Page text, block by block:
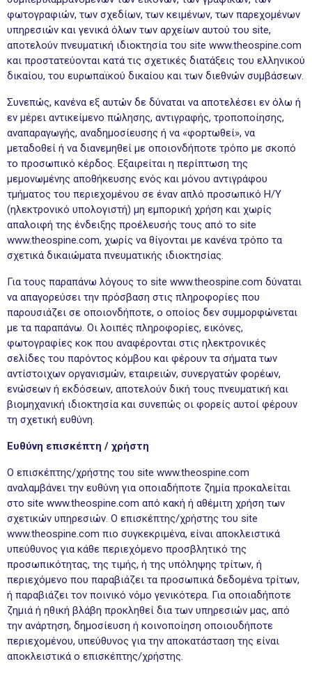
φωτογραφιών, των σχεδίων, των κειμένων, των παρεχομένων
υπηρεσιών και γενικά όλων των αρχείων αυτού του site,
αποτελούν πνευματική ιδιοκτησία του site www.theospine.com
και προστατεύονται κατά τις σχετικές διατάξεις του ελληνικού
δικαίου, του ευρωπαϊκού δικαίου και των διεθνών συμβάσεων.
Συνεπώς, κανένα εξ αυτών δε δύναται να αποτελέσει εν όλω ή
εν μέρει αντικείμενο πώλησης, αντιγραφής, τροποποίησης,
αναπαραγωγής, αναδημοσίευσης ή να «φορτωθεί», να
μεταδοθεί ή να διανεμηθεί με οποιονδήποτε τρόπο με σκοπό
το προσωπικό κέρδος. Εξαιρείται η περίπτωση της
μεμονωμένης αποθήκευσης ενός και μόνου αντιγράφου
τμήματος του περιεχομένου σε έναν απλό προσωπικό Η/Υ
(ηλεκτρονικό υπολογιστή) μη εμπορική χρήση και χωρίς
απαλοιφή της ένδειξης προέλευσής τους από το site
www.theospine.com, χωρίς να θίγονται με κανένα τρόπο τα
σχετικά δικαιώματα πνευματικής ιδιοκτησίας.
Για τους παραπάνω λόγους το site www.theospine.com δύναται
να απαγορεύσει την πρόσβαση στις πληροφορίες που
παρουσιάζει σε οποιονδήποτε, ο οποίος δεν συμμορφώνεται
με τα παραπάνω. Οι λοιπές πληροφορίες, εικόνες,
φωτογραφίες κοκ που αναφέρονται στις ηλεκτρονικές
σελίδες του παρόντος κόμβου και φέρουν τα σήματα των
αντίστοιχων οργανισμών, εταιρειών, συνεργατών φορέων,
ενώσεων ή εκδόσεων, αποτελούν δική τους πνευματική και
βιομηχανική ιδιοκτησία και συνεπώς οι φορείς αυτοί φέρουν
τη σχετική ευθύνη.
Ευθύνη επισκέπτη / χρήστη
Ο επισκέπτης/χρήστης του site www.theospine.com
αναλαμβάνει την ευθύνη για οποιαδήποτε ζημία προκαλείται
στο site www.theospine.com από κακή ή αθέμιτη χρήση των
σχετικών υπηρεσιών. Ο επισκέπτης/χρήστης του site
www.theospine.com πιο συγκεκριμένα, είναι αποκλειστικά
υπεύθυνος για κάθε περιεχόμενο προσβλητικό της
προσωπικότητας, της τιμής, ή της υπόληψης τρίτων, ή
περιεχόμενο που παραβιάζει τα προσωπικά δεδομένα τρίτων,
ή παραβιάζει τον ποινικό νόμο γενικότερα. Για οποιαδήποτε
ζημιά ή ηθική βλάβη προκληθεί δια των υπηρεσιών μας, από
την ανάρτηση, δημοσίευση ή κοινοποίηση οποιουδήποτε
περιεχομένου, υπεύθυνος για την αποκατάσταση της είναι
αποκλειστικά ο επισκέπτης/χρήστης.